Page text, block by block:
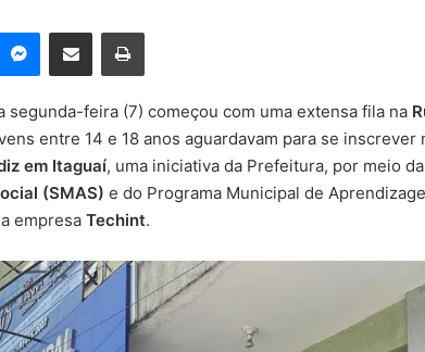
d
m
e
-
m
a
l
segunda-feira (7) começou com uma extensa fila na
entre 14 e 18 anos aguardavam para se
em Itaguaí, uma iniciativa da Prefeitura, por meio da
(SMAS) e do Programa Municipal de
empresa Techint.